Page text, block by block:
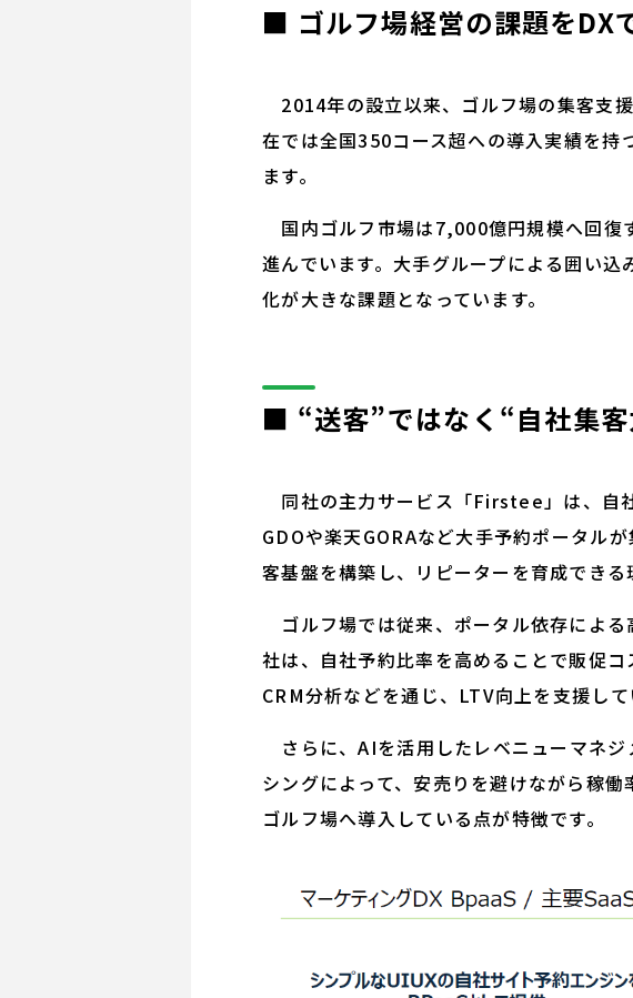
■ ゴルフ場経営の課題をDX
2014年の設立以来、ゴルフ場の集客支
在では全国350コース超への導入実績を
ます。
国内ゴルフ市場は7,000億円規模へ回復
進んでいます。大手グループによる囲い
化が大きな課題となっています。
■ “送客”ではなく“自社集
同社の主力サービス「Firstee」は、自
GDOや楽天GORAなど大手予約ポータル
客基盤を構築し、リピーターを育成できる
ゴルフ場では従来、ポータル依存によ
社は、自社予約比率を高めることで販促
CRM分析などを通じ、LTV向上を支援して
さらに、AIを活用したレベニューマネ
シングによって、安売りを避けながら稼
ゴルフ場へ導入している点が特徴です。